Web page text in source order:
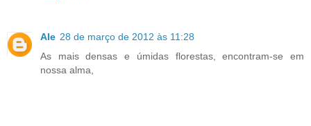
Ale 28 de março de 2012 às 11:28
As mais densas e úmidas florestas, encontram-se em
nossa alma,